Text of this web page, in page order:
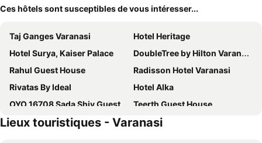
Ces hôtels sont susceptibles de vous intéresser...
Taj Ganges Varanasi
Hotel Heritage
Hotel Surya, Kaiser Palace
DoubleTree by Hilton Varanasi
Rahul Guest House
Radisson Hotel Varanasi
Rivatas By Ideal
Hotel Alka
OYO 16708 Sada Shiv Guest House
Teerth Guest House
Hotel Clarks Varanasi Limited
Perfectstayz Premium Varanasi
Lieux touristiques - Varanasi